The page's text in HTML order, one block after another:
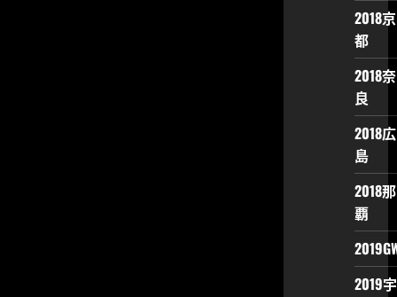
2018京
都
2018奈
良
2018広
島
2018那
覇
2019宇